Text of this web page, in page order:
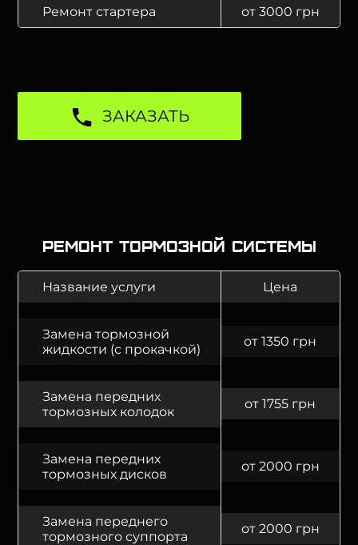
Ремонт стартера от 3000 грн
ЗАКАЗАТЬ
Ремонт тормозной системы
Название услуги Цена
Замена тормозной
жидкости (с прокачкой)
от 1350 грн
Замена передних
тормозных колодок
от 1755 грн
Замена передних
тормозных дисков
от 2000 грн
Замена переднего
тормозного суппорта
от 2000 грн